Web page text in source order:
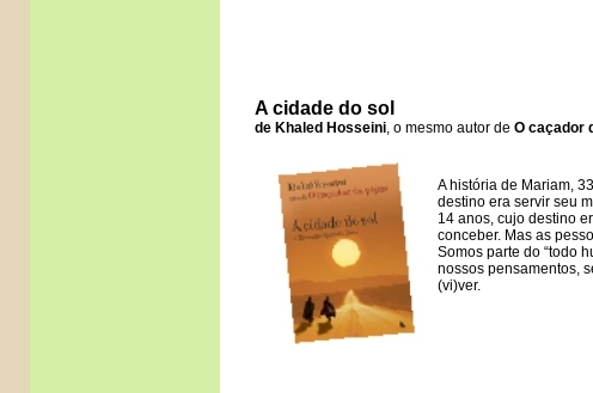
A cidade do sol
de Khaled Hosseini, o mesmo autor de O caçador
A história de Mariam,
destino era servir seu
14 anos, cujo destino
conceber. Mas as
Somos parte do “todo
nossos pensamentos,
(vi)ver.